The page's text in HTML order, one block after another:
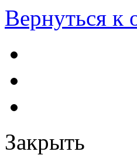
Вернуться к
Закрыть